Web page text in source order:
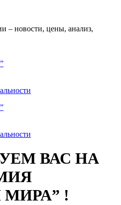
– новости, цены, анализ,
ВАС НА
!